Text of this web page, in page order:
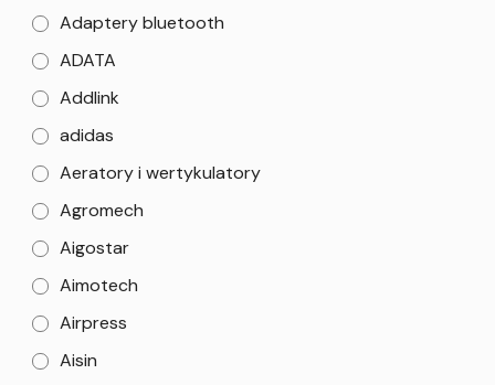
Adaptery bluetooth
ADATA
Addlink
adidas
Aeratory i wertykulatory
Agromech
Aigostar
Aimotech
Airpress
Aisin